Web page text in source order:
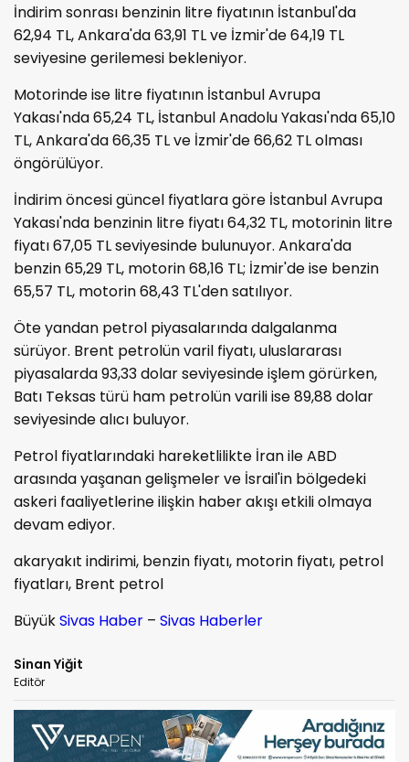
İndirim sonrası benzinin litre fiyatının İstanbul'da
62,94 TL, Ankara'da 63,91 TL ve İzmir'de 64,19 TL
seviyesine gerilemesi bekleniyor.
Motorinde ise litre fiyatının İstanbul Avrupa
Yakası'nda 65,24 TL, İstanbul Anadolu Yakası'nda 65,10
TL, Ankara'da 66,35 TL ve İzmir'de 66,62 TL olması
öngörülüyor.
İndirim öncesi güncel fiyatlara göre İstanbul Avrupa
Yakası'nda benzinin litre fiyatı 64,32 TL, motorinin litre
fiyatı 67,05 TL seviyesinde bulunuyor. Ankara'da
benzin 65,29 TL, motorin 68,16 TL; İzmir'de ise benzin
65,57 TL, motorin 68,43 TL'den satılıyor.
Öte yandan petrol piyasalarında dalgalanma
sürüyor. Brent petrolün varil fiyatı, uluslararası
piyasalarda 93,33 dolar seviyesinde işlem görürken,
Batı Teksas türü ham petrolün varili ise 89,88 dolar
seviyesinde alıcı buluyor.
Petrol fiyatlarındaki hareketlilikte İran ile ABD
arasında yaşanan gelişmeler ve İsrail'in bölgedeki
askeri faaliyetlerine ilişkin haber akışı etkili olmaya
devam ediyor.
akaryakıt indirimi, benzin fiyatı, motorin fiyatı, petrol
fiyatları, Brent petrol
BüyükSivas Haber – Sivas Haberler
Sinan Yiğit
Editör